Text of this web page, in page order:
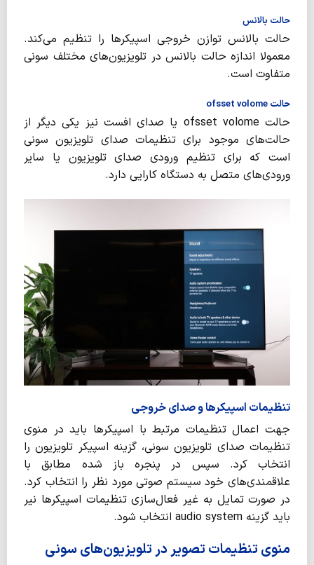
حالت بالانس
حالت بالانس توازن خروجی اسپیکرها را تنظیم می‌کند.
معمولا اندازه حالت بالانس در تلویزیون‌های مختلف سونی
متفاوت است.
حالت ofsset volome
حالت ofsset volome یا صدای افست نیز یکی دیگر از
حالت‌های موجود برای تنظیمات صدای تلویزیون سونی
است که برای تنظیم ورودی صدای تلویزیون یا سایر
ورودی‌های متصل به دستگاه کارایی دارد.
تنظیمات اسپیکرها و صدای خروجی
جهت اعمال تنظیمات مرتبط با اسپیکرها باید در منوی
تنظیمات صدای تلویزیون سونی، گزینه اسپیکر تلویزیون را
انتخاب کرد. سپس در پنجره باز شده مطابق با
علاقمندی‌های خود سیستم صوتی مورد نظر را انتخاب کرد.
در صورت تمایل به غیر فعال‌سازی تنظیمات اسپیکرها نیر
باید گزینه audio system انتخاب شود.
منوی تنظیمات تصویر در تلویزیون‌های سونی